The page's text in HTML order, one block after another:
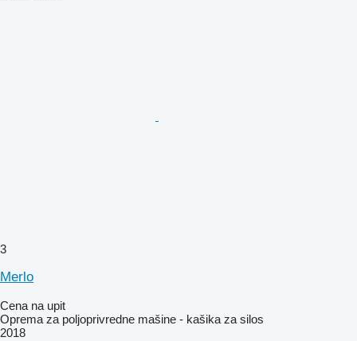
3
Merlo
Cena na upit
Oprema za poljoprivredne mašine - kašika za silos
2018